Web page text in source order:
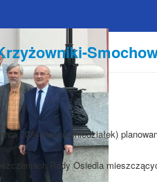
2024 roku (poniedziałek)
Rady Osiedla